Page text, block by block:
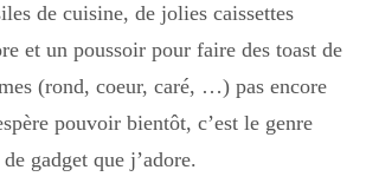
Tuto
Divers
de cuisine, de jolies caissettes
et un poussoir pour faire des toast de
(rond, coeur, caré, …) pas encore
pouvoir bientôt, c’est le genre
de gadget que j’adore.